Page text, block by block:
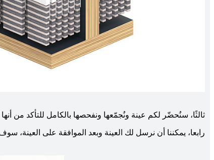
ثالثًا، سنُحضّر لكم عينة ونُجمّعها ونفحصها بالكامل للتأكد من
رابعا، يمكننا أن نرسل لك العينة وبعد الموافقة على العينة،